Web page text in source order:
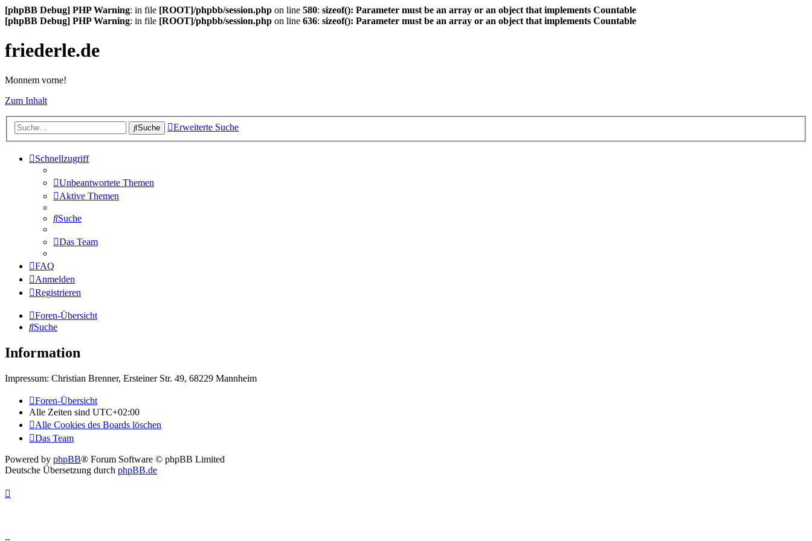
[phpBB Debug] PHP Warning: in file [ROOT]/phpbb/session.php on line 580: sizeof(): Parameter must be an array or an object that implements Countable
[phpBB Debug] PHP Warning: in file [ROOT]/phpbb/session.php on line 636: sizeof(): Parameter must be an array or an object that implements Countable
friederle.de
Monnem vorne!
Zum Inhalt
Suche Erweiterte Suche
Schnellzugriff
Unbeantwortete Themen
Aktive Themen
Suche
Das Team
FAQ
Anmelden
Registrieren
Foren-Übersicht
Suche
Information
Impressum: Christian Brenner, Ersteiner Str. 49, 68229 Mannheim
Foren-Übersicht
Alle Zeiten sind UTC+02:00
Alle Cookies des Boards löschen
Das Team
Powered by phpBB® Forum Software © phpBB Limited
Deutsche Übersetzung durch phpBB.de